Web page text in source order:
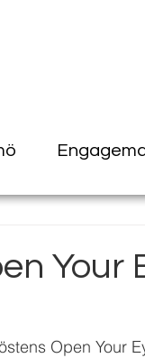
Your
Open Your